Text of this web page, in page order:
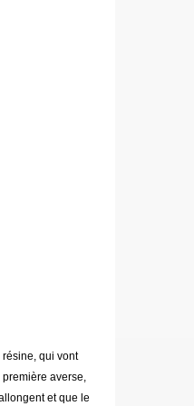
qui vont
averse,
et que le